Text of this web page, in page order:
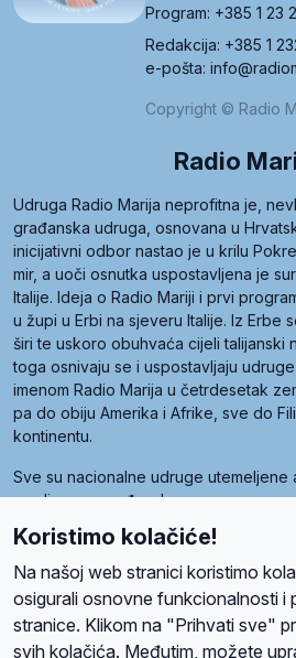
Program: +385 1 23
Redakcija: +385 1
e-pošta:
Copyright © Radio
Radio
Udruga Radio Marija neprofitna je,
građanska udruga, osnovana u
inicijativni odbor nastao je u krilu
mir, a uoči osnutka uspostavljena je
Italije. Ideja o Radio Mariji i prvi
u župi u Erbi na sjeveru Italije. Iz Erbe
širi te uskoro obuhvaća cijeli talijanski
toga osnivaju se i uspostavljaju
imenom Radio Marija u četrdesetak
pa do obiju Amerika i Afrike, sve do
kontinentu.
Sve su nacionalne udruge utemeljene
zemljama, a međusobna su
pod nazivom Svjetska obitelj Radio
Radio Maria). Svjetsku obitelj
kojima je i hrvatska Udruga Radio
Koristimo kolačiće!
Na našoj web stranici koristimo
osigurali osnovne funkcionalnosti i
stranice. Klikom na "Prihvati sve"
svih kolačića. Međutim, možete